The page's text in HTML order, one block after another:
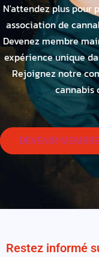
N'attendez plus pour
association de
Devenez membre
expérience unique
Rejoignez notre
cannabis
DEVENIR MEMBRE
Restez informé